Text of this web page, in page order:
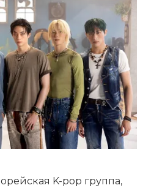
K-pop группа,